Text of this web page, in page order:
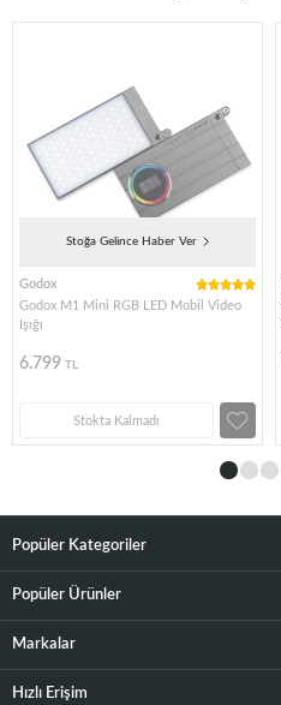
Stoğa Gelince Haber Ver
Godox
Godox M1 Mini RGB LED Mobil Video
Işığı
6.799 TL
Stokta Kalmadı
Popüler Kategoriler
Popüler Ürünler
Markalar
Hızlı Erişim